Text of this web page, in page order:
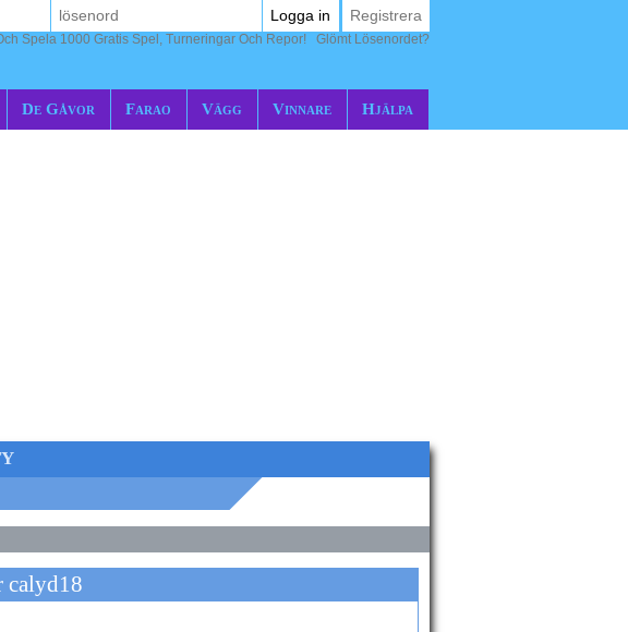
De Gåvor Farao Vägg Vinnare Hjälpa
Logga in Registrera
Spela 1000 Gratis Spel, Turneringar Och Repor! Glömt Lösenordet?